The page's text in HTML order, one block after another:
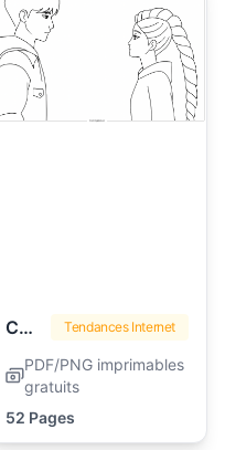
Chasseurs de Démons Kpop Tendances Internet
PDF/PNG imprimables
gratuits
52 Pages